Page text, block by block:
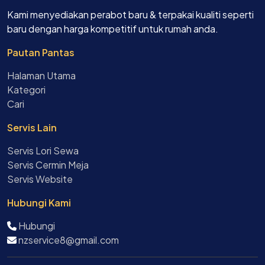
Kami menyediakan perabot baru & terpakai kualiti seperti
baru dengan harga kompetitif untuk rumah anda.
Pautan Pantas
Halaman Utama
Kategori
Cari
Servis Lain
Servis Lori Sewa
Servis Cermin Meja
Servis Website
Hubungi Kami
Hubungi
nzservice8@gmail.com